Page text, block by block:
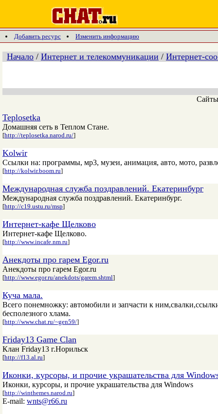
Добавить ресурс Изменить информацию
Начало / Интернет и телекоммуникации / Интернет-
Teplosetka
Домашняя сеть в Теплом Стане.
[http://teplosetka.narod.ru/]
Kolwir
Ссылки на: программы, мр3, музеи, анимация, авто, мото,
[http://kolwir.boom.ru]
Международная служба поздравлений. Екатеринбург
Международная служба поздравлений. Екатеринбург.
[http://c19.ustu.ru/msp]
Интернет-кафе Щелково
Интернет-кафе Щелково.
[http://www.incafe.nm.ru]
Анекдоты про гарем Еgor.ru
Анекдоты про гарем Еgor.ru
[http://www.egor.ru/anekdots/garem.shtml]
Куча мала.
Всего понемножку: автомобили и запчасти к
бесполезного хлама.
[http://www.chat.ru/~gen59/]
Friday13 Game Clan
Клан Friday13 г.Норильск
[http://f13.al.ru]
Иконки, курсоры, и прочие украшательства для
Иконки, курсоры, и прочие украшательства для Windows
[http://winthemes.narod.ru]
E-mail: wnts@r66.ru